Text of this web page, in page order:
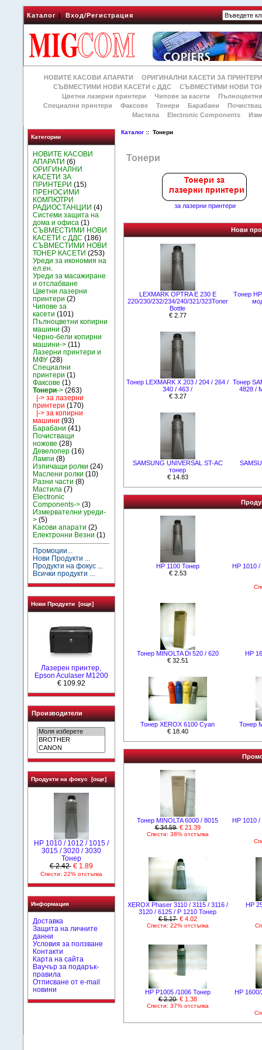
Каталог|Вход/Регистрация
НОВИТЕ КАСОВИ АПАРАТИ
ОРИГИНАЛНИ КАСЕТИ ЗА
СЪВМЕСТИМИ НОВИ КАСЕТИ с ДДС
СЪВМЕСТИМИ НОВИ
Цветни лазерни принтери
Чипове за касети
Специални принтери
Факсове Тонери Барабани
Мастила
Electronic Components
Категории
НОВИТЕ КАСОВИ
АПАРАТИ (6)
ОРИГИНАЛНИ
КАСЕТИ ЗА
ПРИНТЕРИ (15)
ПРЕНОСИМИ
КОМПЮТРИ
РАДИОСТАНЦИИ (4)
Системи защита на
дома и офиса (1)
СЪВМЕСТИМИ НОВИ
КАСЕТИ с ДДС (186)
СЪВМЕСТИМИ НОВИ
ТОНЕР КАСЕТИ (253)
Уреди за икономия на
ел.ен.
Уреди за масажиране
и отслабване
Цветни лазерни
принтери (2)
Чипове за
касети (101)
Пълноцветни копирни
машини (3)
Черно-бели копирни
машини-> (11)
Лазерни принтери и
МФУ (28)
Специални
принтери (1)
Факсове (1)
Тонери-> (263)
|-> за лазерни
принтери (170)
|-> за копирни
машини (93)
Барабани (41)
Почистващи
ножове (28)
Девелопер (16)
Лампи (8)
Изпичащи ролки (24)
Маслени ролки (10)
Разни части (8)
Мастила (7)
Electronic
Components-> (3)
Измервателни уреди-
> (5)
Kасови апарати (2)
Електронни Везни (1)
Промоции...
Нови Продукти ...
Продукти на фокус ...
Всички продукти ...
Нови Продукти [още]
Лазерен принтер,
Epson Aculaser M1200
€ 109.92
Производители
Продукти на фокус [още]
HP 1010 / 1012 / 1015 /
3015 / 3020 / 3030
Тонер
€ 2.42 € 1.89
Спести: 22% отстъпка
Информация
Доставка
Защита на личните
данни
Условия за ползване
Контакти
Карта на сайта
Ваучър за подарък-
правила
Отписване от e-mail
новини
Каталог :: Тонери
Тонери
за лазерни принтери
Нови
LEXMARK OPTRA E 230 E
220/230/232/234/240/321/323Toner
Bottle
€ 2.77
Tонер
Тонер LEXMARK X 203 / 204 / 264 /
340 / 463 /
€ 3.27
Тонер
4828 /
SAMSUNG UNIVERSAL ST-AC
тонер
€ 14.83
HP 1100 Тонер
€ 2.53
HP 1010 /
Тонер MINOLTA Di 520 / 620
€ 32.51
HР
Тонер XEROX 6100 Cyan
€ 18.40
Тонер
Тонер MINOLTA 6000 / 8015
€ 34.59 € 21.39
Спести: 38% отстъпка
HP 1010 /
XEROX Phaser 3110 / 3115 / 3116 /
3120 / 6125 / P 1210 Тонер
€ 5.17 € 4.02
Спести: 22% отстъпка
HP
HP P1005 /1006 Тонер
€ 2.20 € 1.38
Спести: 37% отстъпка
HP